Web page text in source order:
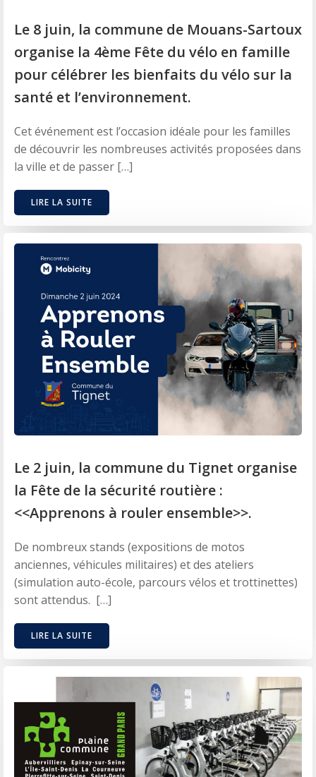
Le 8 juin, la commune de Mouans-Sartoux
organise la 4ème Fête du vélo en famille
pour célébrer les bienfaits du vélo sur la
santé et l’environnement.
Cet événement est l’occasion idéale pour les familles
de découvrir les nombreuses activités proposées dans
la ville et de passer […]
LIRE LA SUITE
Le 2 juin, la commune du Tignet organise
la Fête de la sécurité routière :
<<Apprenons à rouler ensemble>>.
De nombreux stands (expositions de motos
anciennes, véhicules militaires) et des ateliers
(simulation auto-école, parcours vélos et trottinettes)
sont attendus. […]
LIRE LA SUITE